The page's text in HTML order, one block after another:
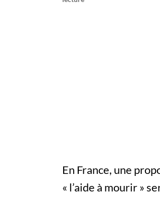
En France, une
« l’aide à mourir »